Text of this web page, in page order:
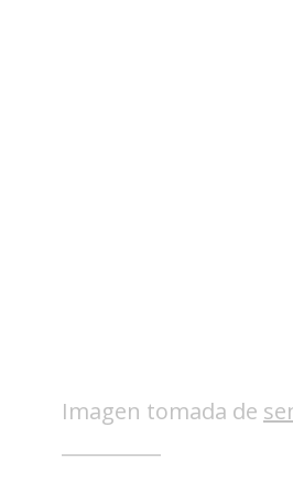
Imagen tomada de